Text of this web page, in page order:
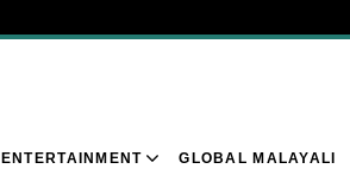
ENTERTAINMENT GLOBAL MALAYALI